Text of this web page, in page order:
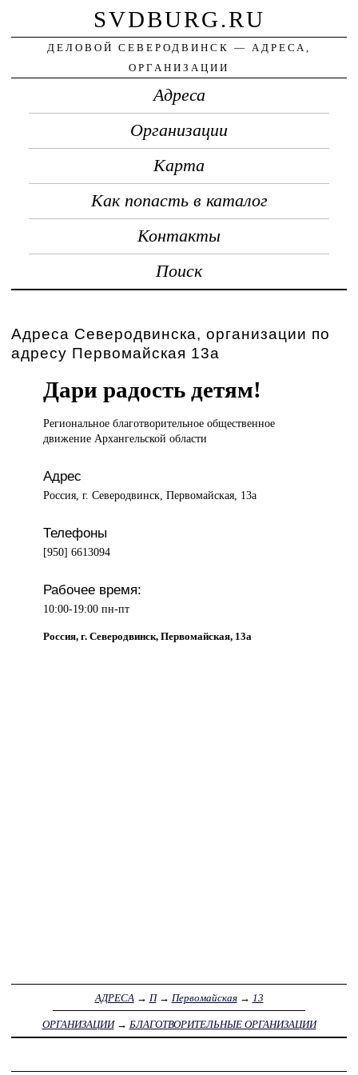
SVDBURG.RU
ДЕЛОВОЙ СЕВЕРОДВИНСК — АДРЕСА,
ОРГАНИЗАЦИИ
Адреса
Организации
Карта
Как попасть в каталог
Контакты
Поиск
Адреса Северодвинска, организации по
адресу Первомайская 13а
Дари радость детям!
Региональное благотворительноеобщественное
движение Архангельской области
Адрес
Россия, г. Северодвинск, Первомайская, 13а
Телефоны
[950] 6613094
Рабочее время:
10:00-19:00 пн-пт
Россия, г. Северодвинск, Первомайская, 13а
АДРЕСА → П→ Первомайская→ 13
ОРГАНИЗАЦИИ→ БЛАГОТВОРИТЕЛЬНЫЕ ОРГАНИЗАЦИИ